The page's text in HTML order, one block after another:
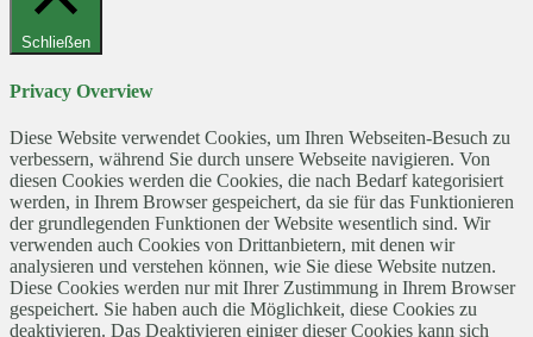
Schließen
Privacy Overview
Diese Website verwendet Cookies, um Ihren Webseiten-Besuch zu
verbessern, während Sie durch unsere Webseite navigieren. Von
diesen Cookies werden die Cookies, die nach Bedarf kategorisiert
werden, in Ihrem Browser gespeichert, da sie für das Funktionieren
der grundlegenden Funktionen der Website wesentlich sind. Wir
verwenden auch Cookies von Drittanbietern, mit denen wir
analysieren und verstehen können, wie Sie diese Website nutzen.
Diese Cookies werden nur mit Ihrer Zustimmung in Ihrem Browser
gespeichert. Sie haben auch die Möglichkeit, diese Cookies zu
deaktivieren. Das Deaktivieren einiger dieser Cookies kann sich